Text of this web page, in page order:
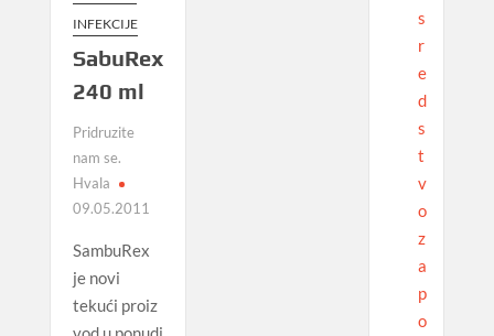
INFEKCIJE
SabuRex
240 ml
Pridruzite
nam se.
Hvala
09.05.2011
SambuRex
je novi
tekući proiz
s
r
e
d
s
t
v
o
z
a
p
o